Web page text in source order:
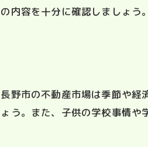
度改定への賢い対応方法
の学びもサポートする視点
の見通しで安心の未来設計
内容を十分に確認しましょ
野市の不動産市場は季節や
う。また、子供の学校事情